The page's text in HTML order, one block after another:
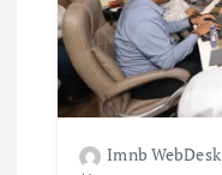
Imnb WebDesk